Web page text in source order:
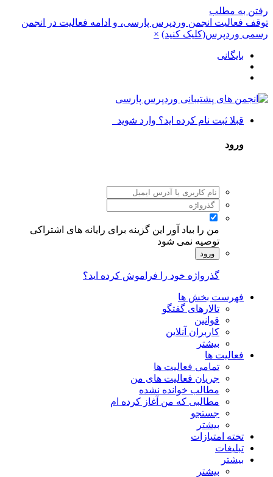
رفتن به مطلب
توقف فعالیت انجمن وردپرس پارسی، و ادامه فعالیت در انجمن
رسمی وردپرس(کلیک کنید) ×
بایگانی
قبلا ثبت نام کرده اید؟ وارد شوید
ورود
من را بیاد آور
این گزینه برای رایانه های اشتراکی
توصیه نمی شود
ورود
گذرواژه خود را فراموش کرده اید؟
فهرست بخش ها
تالارهای گفتگو
قوانین
کاربران آنلاین
بیشتر
فعالیت ها
تمامی فعالیت ها
جریان فعالیت های من
مطالب خوانده نشده
مطالبی که من آغاز کرده ام
جستجو
بیشتر
تخته امتیازات
تبلیغات
بیشتر
بیشتر